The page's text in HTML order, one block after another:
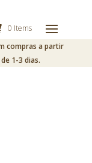
0 Items
compras a partir
1-3 dias.